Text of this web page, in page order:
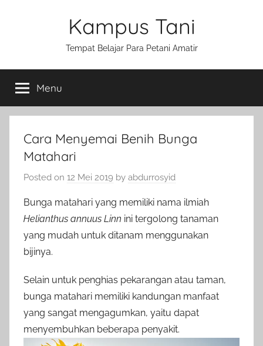
Kampus Tani
Tempat Belajar Para Petani Amatir
Menu
Cara Menyemai Benih Bunga
Matahari
Posted on 12 Mei 2019 by abdurrosyid
Bunga matahari yang memiliki nama ilmiah
Helianthus annuus Linn ini tergolong tanaman
yang mudah untuk ditanam menggunakan
bijinya.
Selain untuk penghias pekarangan atau taman,
bunga matahari memiliki kandungan manfaat
yang sangat mengagumkan, yaitu dapat
menyembuhkan beberapa penyakit.